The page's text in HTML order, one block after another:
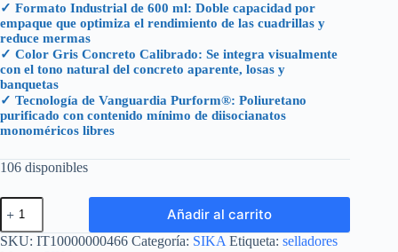
✓ Formato Industrial de 600 ml: Doble capacidad por
empaque que optimiza el rendimiento de las cuadrillas y
reduce mermas
✓ Color Gris Concreto Calibrado: Se integra visualmente
con el tono natural del concreto aparente, losas y
banquetas
✓ Tecnología de Vanguardia Purform®: Poliuretano
purificado con contenido mínimo de diisocianatos
monoméricos libres
106 disponibles
SIKAFLEX-
1A
PURFORM
GRIS
Añadir al carrito
SKU: IT10000000466 Categoría: SIKA Etiqueta: selladores